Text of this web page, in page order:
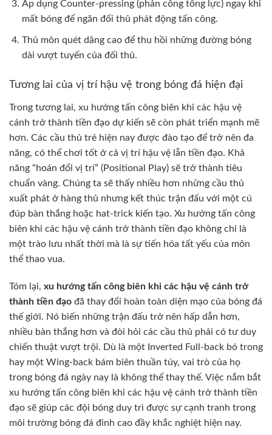
Áp dụng Counter-pressing (phản công tổng lực) ngay khi
mất bóng để ngăn đối thủ phát động tấn công.
Thủ môn quét dâng cao để thu hồi những đường bóng
dài vượt tuyến của đối thủ.
Tương lai của vị trí hậu vệ trong bóng đá hiện đại
Trong tương lai, xu hướng tấn công biên khi các hậu vệ
cánh trở thành tiền đạo dự kiến sẽ còn phát triển mạnh mẽ
hơn. Các cầu thủ trẻ hiện nay được đào tạo để trở nên đa
năng, có thể chơi tốt ở cả vị trí hậu vệ lẫn tiền đạo. Khả
năng “hoán đổi vị trí” (Positional Play) sẽ trở thành tiêu
chuẩn vàng. Chúng ta sẽ thấy nhiều hơn những cầu thủ
xuất phát ở hàng thủ nhưng kết thúc trận đấu với một cú
đúp bàn thắng hoặc hat-trick kiến tạo. Xu hướng tấn công
biên khi các hậu vệ cánh trở thành tiền đạo không chỉ là
một trào lưu nhất thời mà là sự tiến hóa tất yếu của môn
thể thao vua.
Tóm lại, xu hướng tấn công biên khi các hậu vệ cánh trở
thành tiền đạo đã thay đổi hoàn toàn diện mạo của bóng đá
thế giới. Nó biến những trận đấu trở nên hấp dẫn hơn,
nhiều bàn thắng hơn và đòi hỏi các cầu thủ phải có tư duy
chiến thuật vượt trội. Dù là một Inverted Full-back bó trong
hay một Wing-back bám biên thuần túy, vai trò của họ
trong bóng đá ngày nay là không thể thay thế. Việc nắm bắt
xu hướng tấn công biên khi các hậu vệ cánh trở thành tiền
đạo sẽ giúp các đội bóng duy trì được sự cạnh tranh trong
môi trường bóng đá đỉnh cao đầy khắc nghiệt hiện nay.